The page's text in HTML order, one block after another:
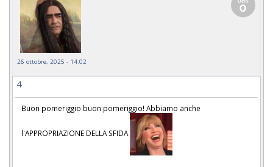
26 ottobre, 2025 - 14:02
4
Buon pomeriggio buon pomeriggio! Abbiamo anche
l'APPROPRIAZIONE DELLA SFIDA